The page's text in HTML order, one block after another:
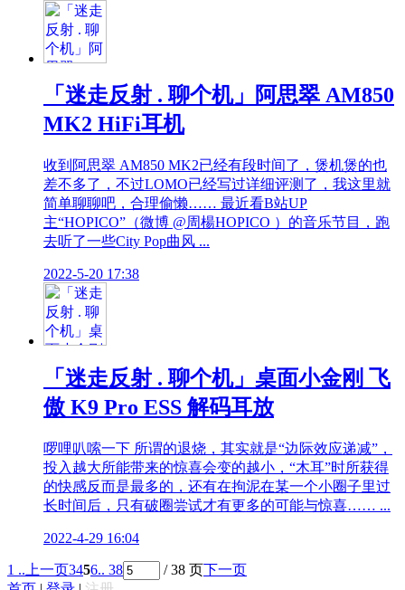
「迷走反射 . 聊个机」阿思翠 AM850
MK2 HiFi耳机
收到阿思翠 AM850 MK2已经有段时间了，煲机煲的也
差不多了，不过LOMO已经写过详细评测了，我这里就
简单聊聊吧，合理偷懒…… 最近看B站UP
主“HOPICO”（微博 @周楊HOPICO ）的音乐节目，跑
去听了一些City Pop曲风 ...
2022-5-20 17:38
「迷走反射 . 聊个机」桌面小金刚 飞
傲 K9 Pro ESS 解码耳放
啰哩叭嗦一下 所谓的退烧，其实就是“边际效应递减”，
投入越大所能带来的惊喜会变的越小，“木耳”时所获得
的快感反而是最多的，还有在拘泥在某一个小圈子里过
长时间后，只有破圈尝试才有更多的可能与惊喜…… ...
2022-4-29 16:04
1 .. 上一页3456.. 38 / 38 页下一页